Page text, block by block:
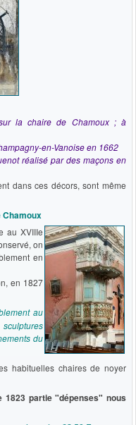
la chaire de Chamoux ; à
en-Vanoise en 1662
réalisé par des maçons en
dans ces décors, sont même
Chamoux
au XVIIIe
on
en
en 1827
au
du
habituelles chaires de noyer
1823 partie "dépenses" nous